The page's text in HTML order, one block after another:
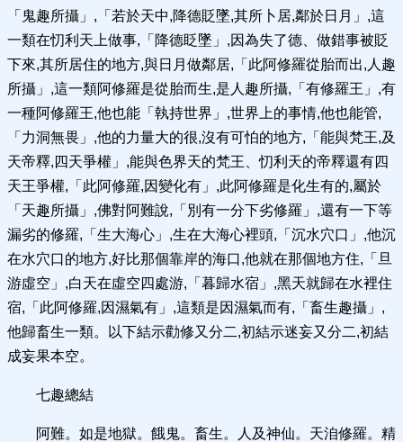
「鬼趣所攝」,「若於天中,降德貶墜,其所卜居,鄰於日月」,這
一類在忉利天上做事,「降德眨墜」,因為失了德、做錯事被貶
下來,其所居住的地方,與日月做鄰居,「此阿修羅從胎而出,人趣
所攝」,這一類阿修羅是從胎而生,是人趣所攝,「有修羅王」,有
一種阿修羅王,他也能「執持世界」,世界上的事情,他也能管,
「力洞無畏」,他的力量大的很,沒有可怕的地方,「能與梵王,及
天帝釋,四天爭權」,能與色界天的梵王、忉利天的帝釋還有四
天王爭權,「此阿修羅,因變化有」,此阿修羅是化生有的,屬於
「天趣所攝」,佛對阿難說,「別有一分下劣修羅」,還有一下等
漏劣的修羅,「生大海心」,生在大海心裡頭,「沉水穴口」,他沉
在水穴口的地方,好比那個靠岸的海口,他就在那個地方住,「旦
游虛空」,白天在虛空四處游,「暮歸水宿」,黑天就歸在水裡住
宿,「此阿修羅,因濕氣有」,這類是因濕氣而有,「畜生趣攝」,
他歸畜生一類。以下結示勸修又分二,初結示迷妄又分二,初結
成妄果本空。
七趣總結
阿難。如是地獄。餓鬼。畜生。人及神仙。天洎修羅。精